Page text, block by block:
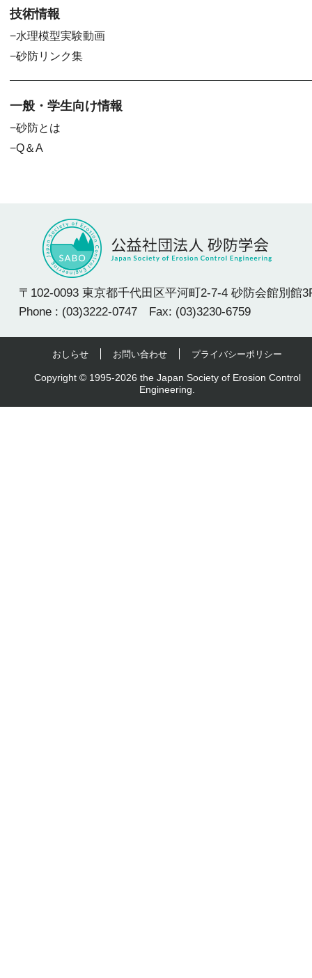
技術情報
水理模型実験動画
砂防リンク集
一般・学生向け情報
砂防とは
Q＆A
〒102-0093 東京都千代田区平河町2-7-4 砂防会館別館
Phone : (03)3222-0747 Fax: (03)3230-6759
おしらせ お問い合わせ プライバシーポリシー
Copyright © 1995-2026 the Japan Society of Erosion Control
Engineering.